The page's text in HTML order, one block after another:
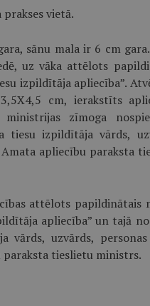
vietā.
sānu mala ir 6 cm
uz vāka attēlots
izpildītāja apliecība”.
cm, ierakstīts
zīmoga
tiesu izpildītāja vārds,
apliecību paraksta
attēlots papildinātais
apliecība” un tajā
vārds, uzvārds, personas
paraksta tieslietu ministrs.